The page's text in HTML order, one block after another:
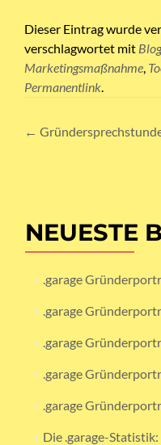
Dieser Eintrag wurde
verschlagwortet mit Blog
Marketingsmaßnahme,
Permanentlink.
Artikel-
←
NEUESTE
.garage
.garage
.garage
.garage
.garage
Die .garage-